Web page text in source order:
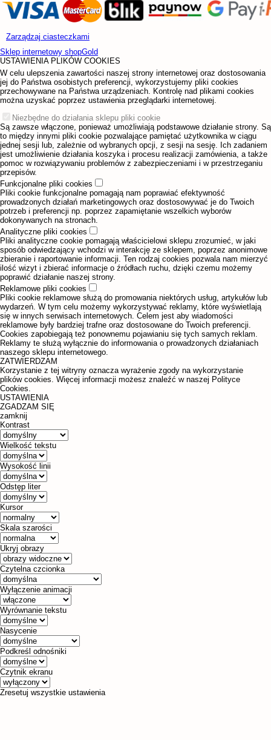
Zarządzaj ciasteczkami
Sklep internetowy shopGold
USTAWIENIA PLIKÓW COOKIES
W celu ulepszenia zawartości naszej strony internetowej oraz dostosowania
jej do Państwa osobistych preferencji, wykorzystujemy pliki cookies
przechowywane na Państwa urządzeniach. Kontrolę nad plikami cookies
można uzyskać poprzez ustawienia przeglądarki internetowej.
Niezbędne do działania sklepu pliki cookie
Są zawsze włączone, ponieważ umożliwiają podstawowe działanie strony. Są
to między innymi pliki cookie pozwalające pamiętać użytkownika w ciągu
jednej sesji lub, zależnie od wybranych opcji, z sesji na sesję. Ich zadaniem
jest umożliwienie działania koszyka i procesu realizacji zamówienia, a także
pomoc w rozwiązywaniu problemów z zabezpieczeniami i w przestrzeganiu
przepisów.
Funkcjonalne pliki cookies
Pliki cookie funkcjonalne pomagają nam poprawiać efektywność
prowadzonych działań marketingowych oraz dostosowywać je do Twoich
potrzeb i preferencji np. poprzez zapamiętanie wszelkich wyborów
dokonywanych na stronach.
Analityczne pliki cookies
Pliki analityczne cookie pomagają właścicielowi sklepu zrozumieć, w jaki
sposób odwiedzający wchodzi w interakcję ze sklepem, poprzez anonimowe
zbieranie i raportowanie informacji. Ten rodzaj cookies pozwala nam mierzyć
ilość wizyt i zbierać informacje o źródłach ruchu, dzięki czemu możemy
poprawić działanie naszej strony.
Reklamowe pliki cookies
Pliki cookie reklamowe służą do promowania niektórych usług, artykułów lub
wydarzeń. W tym celu możemy wykorzystywać reklamy, które wyświetlają
się w innych serwisach internetowych. Celem jest aby wiadomości
reklamowe były bardziej trafne oraz dostosowane do Twoich preferencji.
Cookies zapobiegają też ponownemu pojawianiu się tych samych reklam.
Reklamy te służą wyłącznie do informowania o prowadzonych działaniach
naszego sklepu internetowego.
ZATWIERDZAM
Korzystanie z tej witryny oznacza wyrażenie zgody na wykorzystanie
plików cookies. Więcej informacji możesz znaleźć w naszej Polityce
Cookies.
USTAWIENIA
ZGADZAM SIĘ
zamknij
Kontrast
Wielkość tekstu
Wysokość linii
Odstęp liter
Kursor
Skala szarości
Ukryj obrazy
Czytelna czcionka
Wyłączenie animacji
Wyrównanie tekstu
Nasycenie
Podkreśl odnośniki
Czytnik ekranu
Zresetuj wszystkie ustawienia